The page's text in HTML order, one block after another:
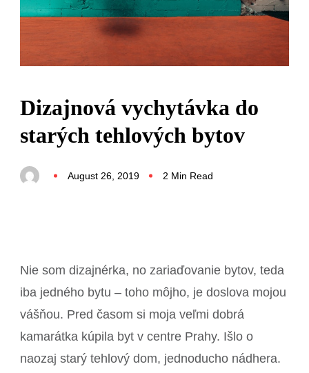
Dizajnová vychytávka do
starých tehlových bytov
August 26, 2019 2 Min Read
Nie som dizajnérka, no zariaďovanie bytov, teda
iba jedného bytu – toho môjho, je doslova mojou
vášňou. Pred časom si moja veľmi dobrá
kamarátka kúpila byt v centre Prahy. Išlo o
naozaj starý tehlový dom, jednoducho nádhera.